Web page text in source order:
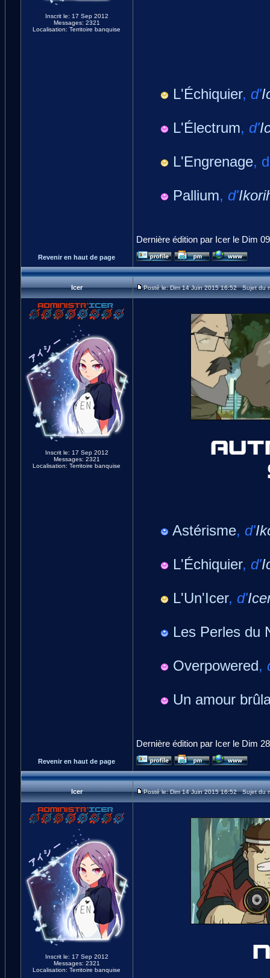
Inscrit le: 17 Sep 2012
Messages: 2321
Localisation: Territoire banquise
L'Échiquier, d'
L'Électrum, d'
L'Engrenage,
Pallium, d'
Dernière édition par Icer le Dim
Revenir en haut de page
Icer Posté le: Dim 14 Juin 2015 16:52 Sujet du
Inscrit le: 17 Sep 2012
Messages: 2321
Localisation: Territoire banquise
Astérisme, d'
L'Échiquier, d'
L'Un'Icer, d'
Les Perles du
Overpowered,
Un amour
Dernière édition par Icer le Dim
Revenir en haut de page
Icer Posté le: Dim 14 Juin 2015 16:52 Sujet du
Inscrit le: 17 Sep 2012
Messages: 2321
Localisation: Territoire banquise